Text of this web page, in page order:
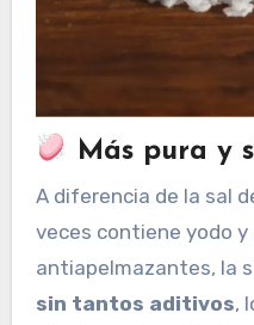
Más pura y
A diferencia de la sal
veces contiene yodo
antiapelmazantes, la
sin tantos aditivos,